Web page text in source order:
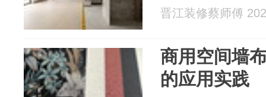
晋江装修蔡师傅
商用空间墙
的应用实践